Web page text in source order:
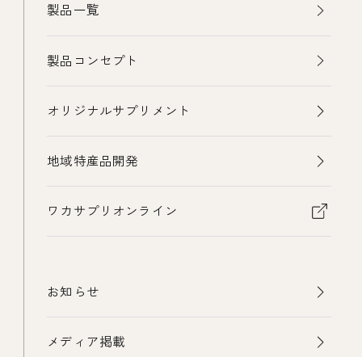
製品一覧
製品コンセプト
オリジナルサプリメント
地域特産品開発
ワカサプリオンライン
お知らせ
メディア掲載